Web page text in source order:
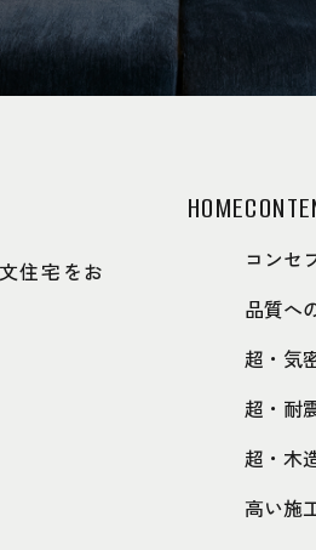
住宅をお
HOME
コンセ
品質へ
超・気
超・耐
超・木
高い施